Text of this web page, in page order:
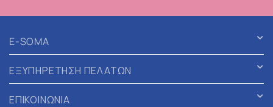
E-SOMA
ΕΞΥΠΗΡΕΤΗΣΗ ΠΕΛΑΤΩΝ
ΕΠΙΚΟΙΝΩΝΙΑ